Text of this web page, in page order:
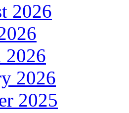
2026
2026
2026
2025